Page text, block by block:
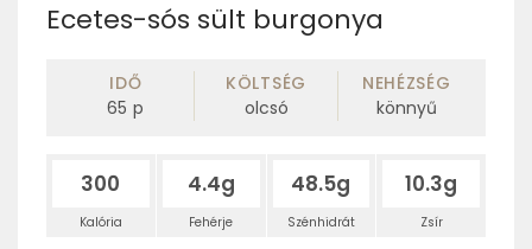
Ecetes-sós sült burgonya
IDŐ
65 p
KÖLTSÉG
olcsó
NEHÉZSÉG
könnyű
300
Kalória
4.4g
Fehérje
48.5g
Szénhidrát
10.3g
Zsír